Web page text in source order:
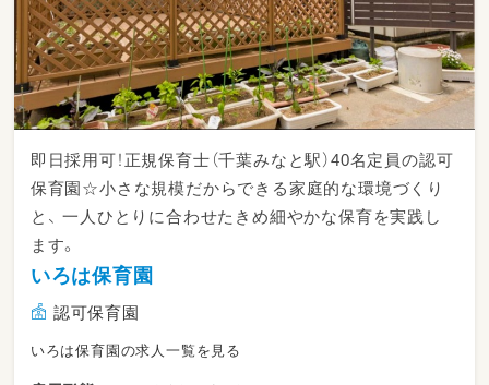
即日採用可！正規保育士（千葉みなと駅）40名定員の認可
保育園☆小さな規模だからできる家庭的な環境づくり
と、 一人ひとりに合わせたきめ細やかな保育を実践し
ます。
いろは保育園
認可保育園
いろは保育園の求人一覧を見る